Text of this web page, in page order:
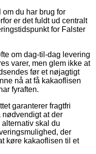
du har brug for
er det fuldt ud centralt
for Falster
om dag-til-dag levering
varer, men glem ikke at
før et nøjagtigt
nå at få kakaoflisen
fyraften.
garanterer fragtfri
nødvendigt at der
skal du
der
køre kakaoflisen til et